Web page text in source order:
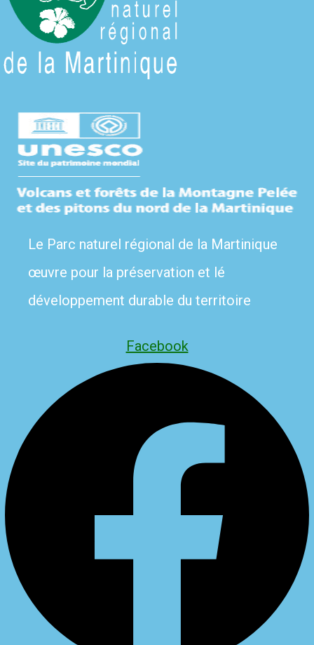
Le Parc naturel régional de la Martinique
œuvre pour la préservation et lé
développement durable du territoire
Facebook